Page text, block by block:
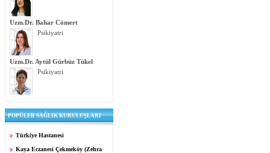
Uzm.Dr. Bahar Cömert
Psikiyatri
Uzm.Dr. Aytül Gürbüz Tükel
Psikiyatri
POPÜLER SAĞLIK KURULUŞLARI
Türkiye Hastanesi
Kaya Eczanesi Çekmeköy (Zehra